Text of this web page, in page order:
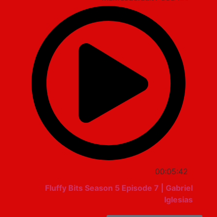
00:05:42
Fluffy Bits Season 5 Episode 7 | Gabriel
Iglesias